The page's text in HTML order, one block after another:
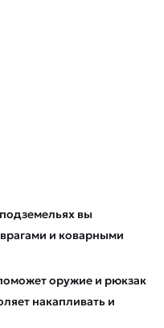
вы
и коварными
оружие и рюкзак
накапливать и